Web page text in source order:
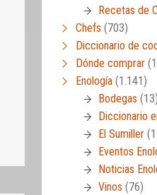
Recetas de
Chefs (703)
Diccionario de
Dónde comprar
Enología (1.141)
Bodegas (13)
Diccionario
El Sumiller
Eventos
Noticias
Vinos (76)